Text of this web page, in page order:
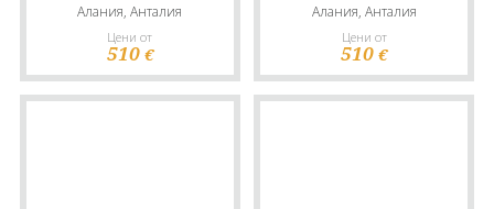
Алания, Анталия
Цени от
510 €
Алания, Анталия
Цени от
510 €